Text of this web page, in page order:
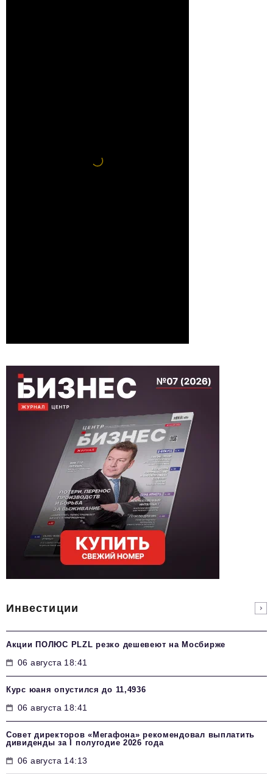
Инвестиции
Акции ПОЛЮС PLZL резко дешевеют на Мосбирже
06 августа 18:41
Курс юаня опустился до 11,4936
06 августа 18:41
Совет директоров «Мегафона» рекомендовал выплатить
дивиденды за I полугодие 2026 года
06 августа 14:13